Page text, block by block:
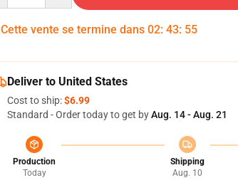
Cette vente se termine dans 02: 43: 54
Deliver to United States
Cost to ship:$6.99
Standard - Order today to get byAug. 14 - Aug. 21
Production
Today
Shipping
Aug. 10